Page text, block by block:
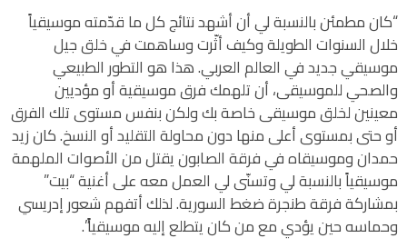
“كان مطمئن بالنسبة لي أن أشهد نتائج كل ما قدّمته موسيقياً
خلال السنوات الطويلة وكيف أثّرت وساهمت في خلق جيل
موسيقي جديد في العالم العربي. هذا هو التطور الطبيعي
والصحي للموسيقى، أن تلهمك فرق موسيقية أو مؤديين
معينين لخلق موسيقى خاصة بك ولكن بنفس مستوى تلك الفرق
أو حتى بمستوى أعلى منها دون محاولة التقليد أو النسخ. كان زيد
حمدان وموسيقاه في فرقة الصابون يقتل من الأصوات الملهمة
موسيقياً بالنسبة لي وتسنّى لي العمل معه على أغنية “بيت”
بمشاركة فرقة طنجرة ضغط السورية. لذلك أتفهم شعور إدريسي
وحماسه حين يؤدي مع من كان يتطلع إليه موسيقياً”.